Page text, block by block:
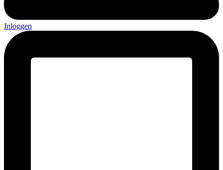
Inloggen